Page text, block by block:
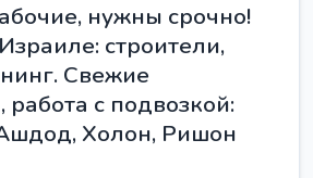
нужны срочно!
строители,
Свежие
с подвозкой:
Холон, Ришон